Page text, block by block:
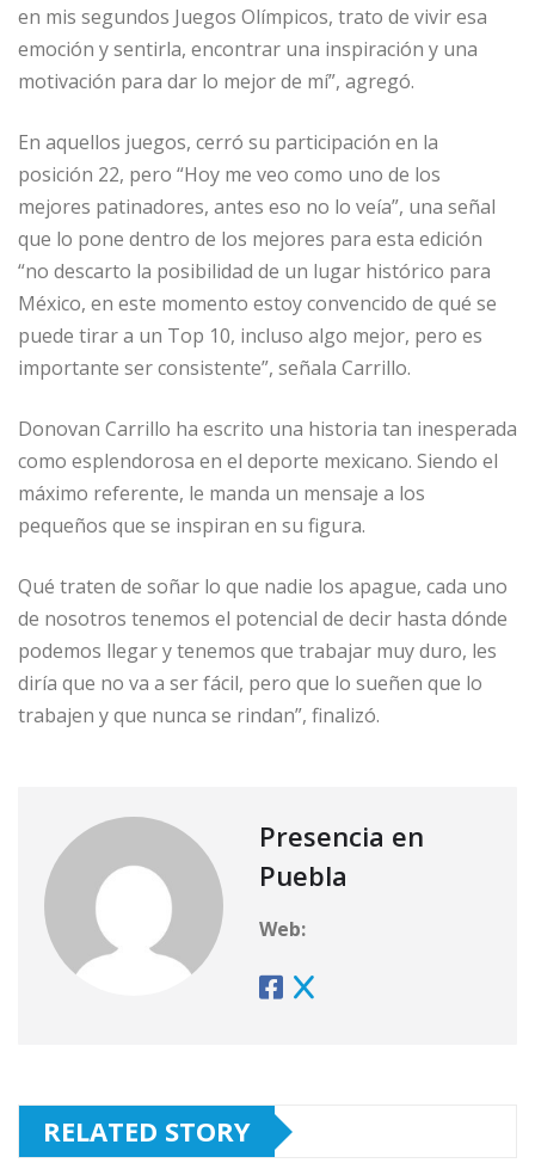
en mis segundos Juegos Olímpicos, trato de vivir esa
emoción y sentirla, encontrar una inspiración y una
motivación para dar lo mejor de mí”, agregó.
En aquellos juegos, cerró su participación en la
posición 22, pero “Hoy me veo como uno de los
mejores patinadores, antes eso no lo veía”, una señal
que lo pone dentro de los mejores para esta edición
“no descarto la posibilidad de un lugar histórico para
México, en este momento estoy convencido de qué se
puede tirar a un Top 10, incluso algo mejor, pero es
importante ser consistente”, señala Carrillo.
Donovan Carrillo ha escrito una historia tan inesperada
como esplendorosa en el deporte mexicano. Siendo el
máximo referente, le manda un mensaje a los
pequeños que se inspiran en su figura.
Qué traten de soñar lo que nadie los apague, cada uno
de nosotros tenemos el potencial de decir hasta dónde
podemos llegar y tenemos que trabajar muy duro, les
diría que no va a ser fácil, pero que lo sueñen que lo
trabajen y que nunca se rindan”, finalizó.
Presencia en
Puebla
Web:
RELATED STORY